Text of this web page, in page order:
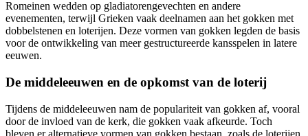
Romeinen wedden op gladiatorengevechten en andere
evenementen, terwijl Grieken vaak deelnamen aan het gokken met
dobbelstenen en loterijen. Deze vormen van gokken legden de basis
voor de ontwikkeling van meer gestructureerde kansspelen in latere
eeuwen.
De middeleeuwen en de opkomst van de loterij
Tijdens de middeleeuwen nam de populariteit van gokken af, vooral
door de invloed van de kerk, die gokken vaak afkeurde. Toch
bleven er alternatieve vormen van gokken bestaan, zoals de loterijen